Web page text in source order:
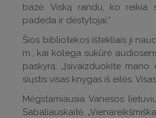
bazė. Viską randu, ko reikia
padeda ir dėstytojai.“
Šios bibliotekos ištekliais ji
m., kai kolega sukūrė
paskyrą: „Įsivaizduokite
siųstis visas knygas iš eilės.
Mėgstamiausia Vanesos
Sabaliauskaitė.